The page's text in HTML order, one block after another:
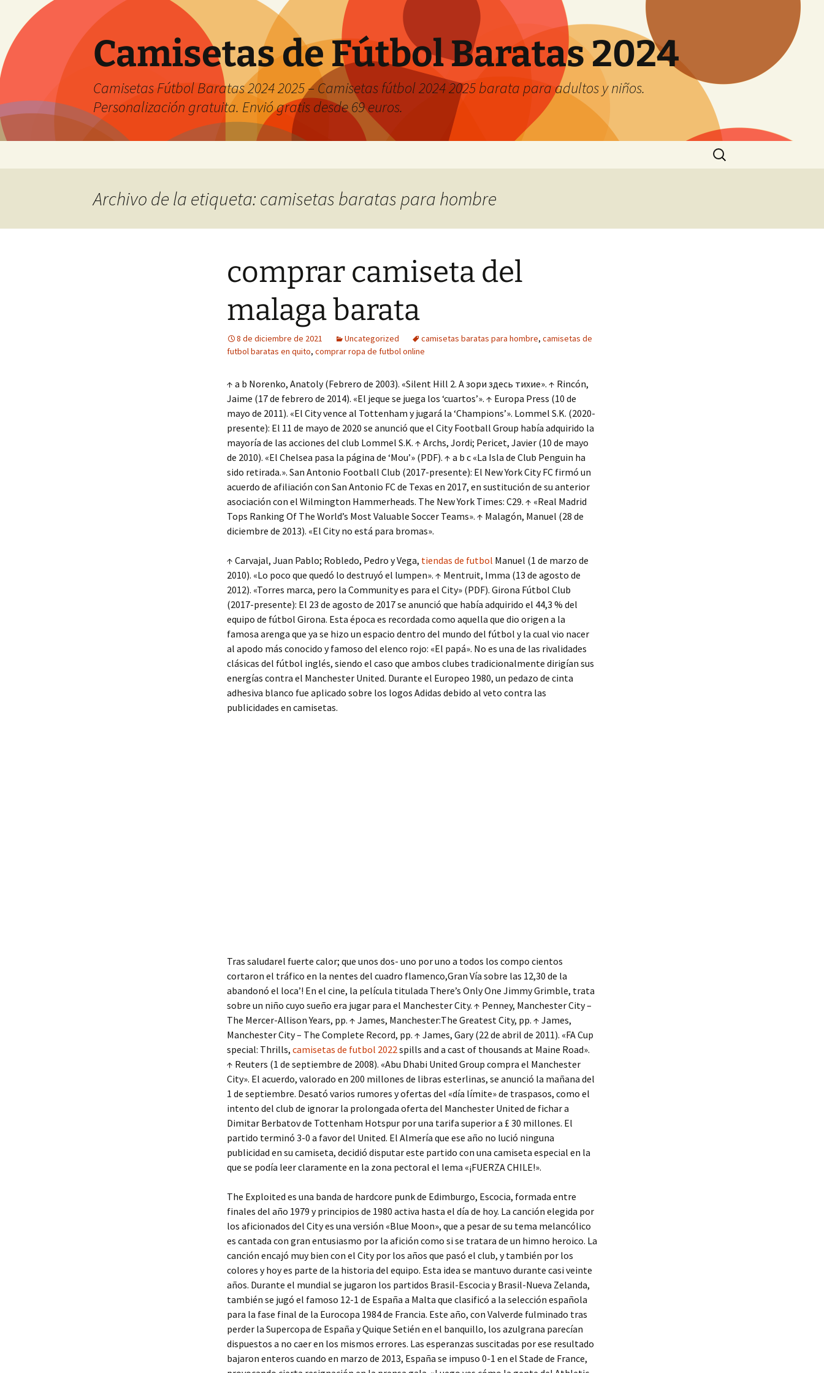
Camisetas de Fútbol Baratas 2024
Camisetas Fútbol Baratas 2024 2025 – Camisetas fútbol 2024 2025 barata para adultos y niños.
Personalización gratuita. Envió gratis desde 69 euros.
Buscar:
Archivo de la etiqueta: camisetas baratas para hombre
comprar camiseta del
malaga barata
8 de diciembre de 2021 Uncategorized camisetas baratas para hombre, camisetas de
futbol baratas en quito, comprar ropa de futbol online
↑ a b Norenko, Anatoly (Febrero de 2003). «Silent Hill 2. А зори здесь тихие». ↑ Rincón,
Jaime (17 de febrero de 2014). «El jeque se juega los ‘cuartos’». ↑ Europa Press (10 de
mayo de 2011). «El City vence al Tottenham y jugará la ‘Champions’». Lommel S.K. (2020-
presente): El 11 de mayo de 2020 se anunció que el City Football Group había adquirido la
mayoría de las acciones del club Lommel S.K. ↑ Archs, Jordi; Pericet, Javier (10 de mayo
de 2010). «El Chelsea pasa la página de ‘Mou’» (PDF). ↑ a b c «La Isla de Club Penguin ha
sido retirada.». San Antonio Football Club (2017-presente): El New York City FC firmó un
acuerdo de afiliación con San Antonio FC de Texas en 2017, en sustitución de su anterior
asociación con el Wilmington Hammerheads. The New York Times: C29. ↑ «Real Madrid
Tops Ranking Of The World’s Most Valuable Soccer Teams». ↑ Malagón, Manuel (28 de
diciembre de 2013). «El City no está para bromas».
↑ Carvajal, Juan Pablo; Robledo, Pedro y Vega, tiendas de futbol Manuel (1 de marzo de
2010). «Lo poco que quedó lo destruyó el lumpen». ↑ Mentruit, Imma (13 de agosto de
2012). «Torres marca, pero la Community es para el City» (PDF). Girona Fútbol Club
(2017-presente): El 23 de agosto de 2017 se anunció que había adquirido el 44,3 % del
equipo de fútbol Girona. Esta época es recordada como aquella que dio origen a la
famosa arenga que ya se hizo un espacio dentro del mundo del fútbol y la cual vio nacer
al apodo más conocido y famoso del elenco rojo: «El papá». No es una de las rivalidades
clásicas del fútbol inglés, siendo el caso que ambos clubes tradicionalmente dirigían sus
energías contra el Manchester United. Durante el Europeo 1980, un pedazo de cinta
adhesiva blanco fue aplicado sobre los logos Adidas debido al veto contra las
publicidades en camisetas.
Tras saludarel fuerte calor; que unos dos- uno por uno a todos los compo cientos
cortaron el tráfico en la nentes del cuadro flamenco,Gran Vía sobre las 12,30 de la
abandonó el loca’! En el cine, la película titulada There’s Only One Jimmy Grimble, trata
sobre un niño cuyo sueño era jugar para el Manchester City. ↑ Penney, Manchester City –
The Mercer-Allison Years, pp. ↑ James, Manchester:The Greatest City, pp. ↑ James,
Manchester City – The Complete Record, pp. ↑ James, Gary (22 de abril de 2011). «FA Cup
special: Thrills, camisetas de futbol 2022spills and a cast of thousands at Maine Road».
↑ Reuters (1 de septiembre de 2008). «Abu Dhabi United Group compra el Manchester
City». El acuerdo, valorado en 200 millones de libras esterlinas, se anunció la mañana del
1 de septiembre. Desató varios rumores y ofertas del «día límite» de traspasos, como el
intento del club de ignorar la prolongada oferta del Manchester United de fichar a
Dimitar Berbatov de Tottenham Hotspur por una tarifa superior a £ 30 millones. El
partido terminó 3-0 a favor del United. El Almería que ese año no lució ninguna
publicidad en su camiseta, decidió disputar este partido con una camiseta especial en la
que se podía leer claramente en la zona pectoral el lema «¡FUERZA CHILE!».
The Exploited es una banda de hardcore punk de Edimburgo, Escocia, formada entre
finales del año 1979 y principios de 1980 activa hasta el día de hoy. La canción elegida por
los aficionados del City es una versión «Blue Moon», que a pesar de su tema melancólico
es cantada con gran entusiasmo por la afición como si se tratara de un himno heroico. La
canción encajó muy bien con el City por los años que pasó el club, y también por los
colores y hoy es parte de la historia del equipo. Esta idea se mantuvo durante casi veinte
años. Durante el mundial se jugaron los partidos Brasil-Escocia y Brasil-Nueva Zelanda,
también se jugó el famoso 12-1 de España a Malta que clasificó a la selección española
para la fase final de la Eurocopa 1984 de Francia. Este año, con Valverde fulminado tras
perder la Supercopa de España y Quique Setién en el banquillo, los azulgrana parecían
dispuestos a no caer en los mismos errores. Las esperanzas suscitadas por ese resultado
bajaron enteros cuando en marzo de 2013, España se impuso 0-1 en el Stade de France,